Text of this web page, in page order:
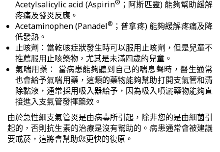
Acetylsalicylic acid (Aspirin® ；阿斯匹靈) 能夠幫助緩解
疼痛及發炎反應。
Acetaminophen (Panadel® ；普拿疼) 能夠緩解疼痛及降
低發熱。
止咳劑：當乾咳症狀發生時可以服用止咳劑，但是兒童不
推薦服用止咳藥物，尤其是未滿四歲的兒童。
氣喘用藥： 當病患能夠聽到自己的喘息聲時，醫生通常
也會給予氣喘用藥，這類的藥物能夠幫助打開支氣管和清
除黏液，通常採用吸入器給予，因為吸入噴灑藥物能夠直
接進入支氣管發揮藥效。
由於急性細支氣管炎是由病毒所引起，除非您的是由細菌引
起的，否則抗生素的治療是沒有幫助的。病患通常會被建議
要戒菸，這將會幫助您更快的復原。